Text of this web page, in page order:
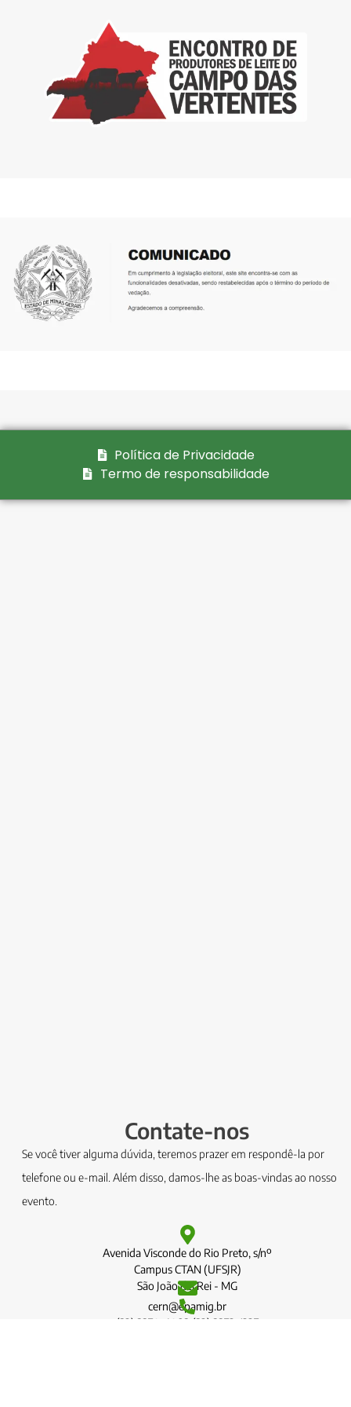
Política de Privacidade
Termo de responsabilidade
Contate-nos
Se você tiver alguma dúvida, teremos prazer em respondê-la por
telefone ou e-mail. Além disso, damos-lhe as boas-vindas ao nosso
evento.
Avenida Visconde do Rio Preto, s/nº
Campus CTAN (UFSJR)
São João del Rei - MG
cern@epamig.br
(32) 3379-4983 (32) 3372-1227